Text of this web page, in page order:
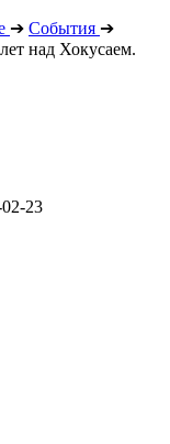
➔ События ➔
над Хокусаем.
23